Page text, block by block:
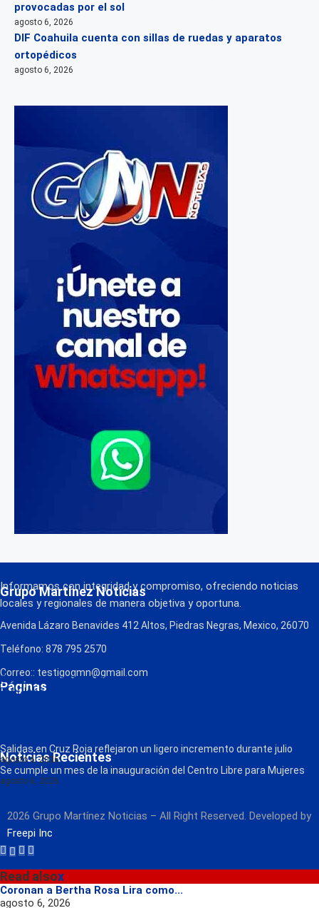
provocadas por el sol
agosto 6, 2026
DIF Coahuila cuenta con sillas de ruedas y aparatos
ortopédicos
agosto 6, 2026
Grupo Martínez Noticias
Informamos con integridad y compromiso, ofreciendo noticias
locales y regionales de manera objetiva y oportuna.
Avenida Lázaro Benavides 412 Altos, Piedras Negras, Mexico, 26070
Teléfono: 878 795 2570
Correo:: testigogmn@gmail.com
Páginas
¡Descarga nuestra App!
FM Globo
Radio
Noticias Recientes
Salidas en Cruz Roja reflejaron un ligero incremento durante julio
agosto 6, 2026
Se cumple un mes de la inauguración del Centro Libre para Mujeres
agosto 6, 2026
2026 Grupo Martínez Noticias – All Right Reserved. Developed by
Freepi Inc
Read alsox
Coronan a Bertha Rosa Lira como...
agosto 6, 2026